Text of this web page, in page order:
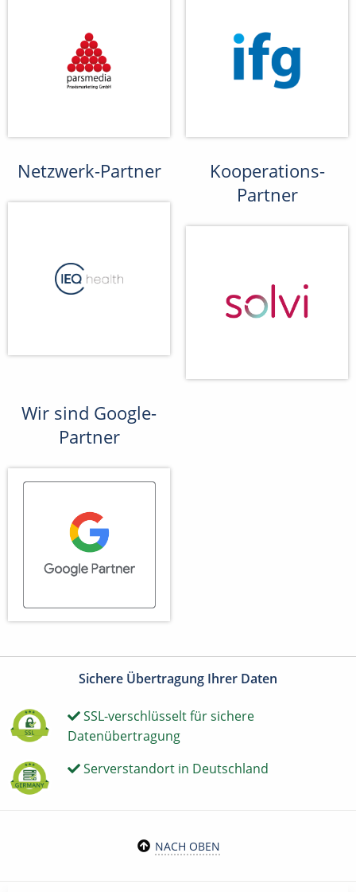
Netzwerk-Partner
Kooperations-
Partner
Wir sind Google-
Partner
Sichere Übertragung Ihrer Daten
SSL-verschlüsselt für sichere
Datenübertragung
Serverstandort in Deutschland
NACH OBEN